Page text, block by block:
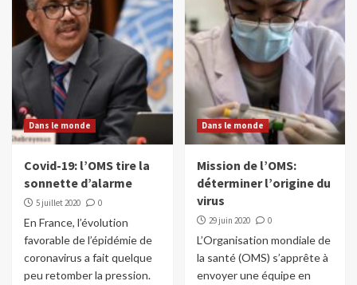
Dans le monde
Covid-19: l’OMS tire la
sonnette d’alarme
5 juillet 2020 0
En France, l’évolution
favorable de l’épidémie de
coronavirus a fait quelque
peu retomber la pression.
Dans le monde
Mission de l’OMS:
déterminer l’origine du
virus
29 juin 2020 0
L’Organisation mondiale de
la santé (OMS) s’apprête à
envoyer une équipe en